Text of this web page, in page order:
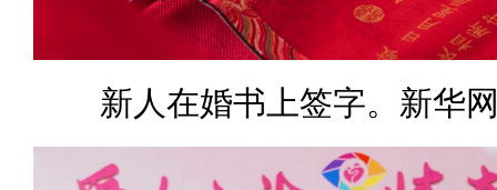
新人在婚书上签字。新华网